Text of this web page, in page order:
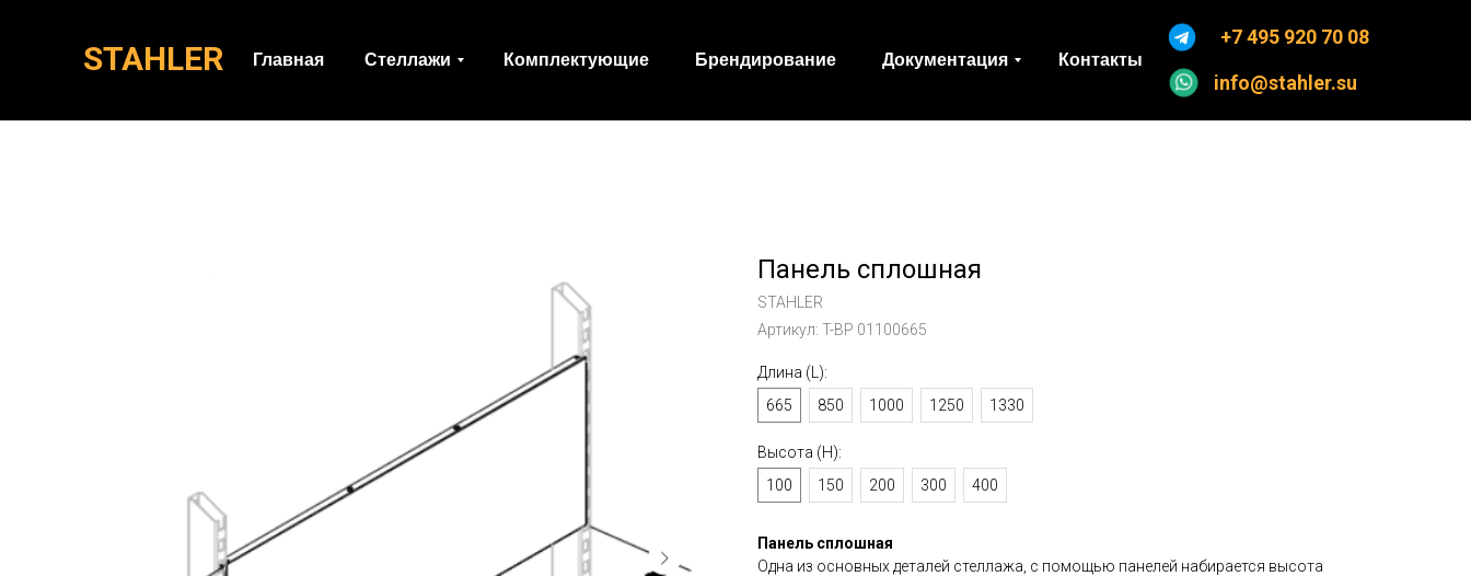
STAHLER
+7 495 920 70 08
info@stahler.su
Главная Стеллажи Комплектующие Брендирование Документация Контакты
Панель сплошная
STAHLER
Артикул: T-BP 01100665
Длина (L):
665
850 1000 1250 1330
Высота (Н):
100
150 200 300 400
Панель сплошная
Одна из основных деталей стеллажа, с помощью панелей набирается высота